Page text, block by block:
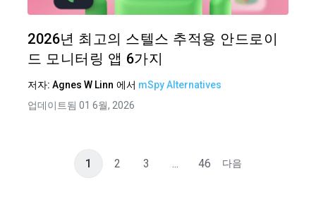
2026년 최고의 스텔스 추적용 안드로이
드 모니터링 앱 6가지
저자: Agnes W Linn 에서 mSpy Alternatives
업데이트됨 01 6월, 2026
1 2 3 ... 46 다음